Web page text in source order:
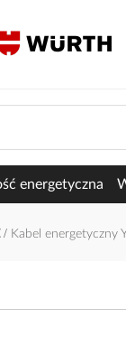
energetyczna
Kabel energetyczny